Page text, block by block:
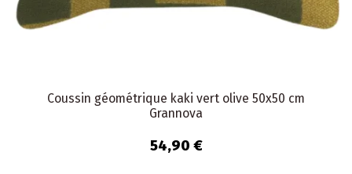
Coussin géométrique kaki vert olive 50x50 cm
Grannova
54,90 €